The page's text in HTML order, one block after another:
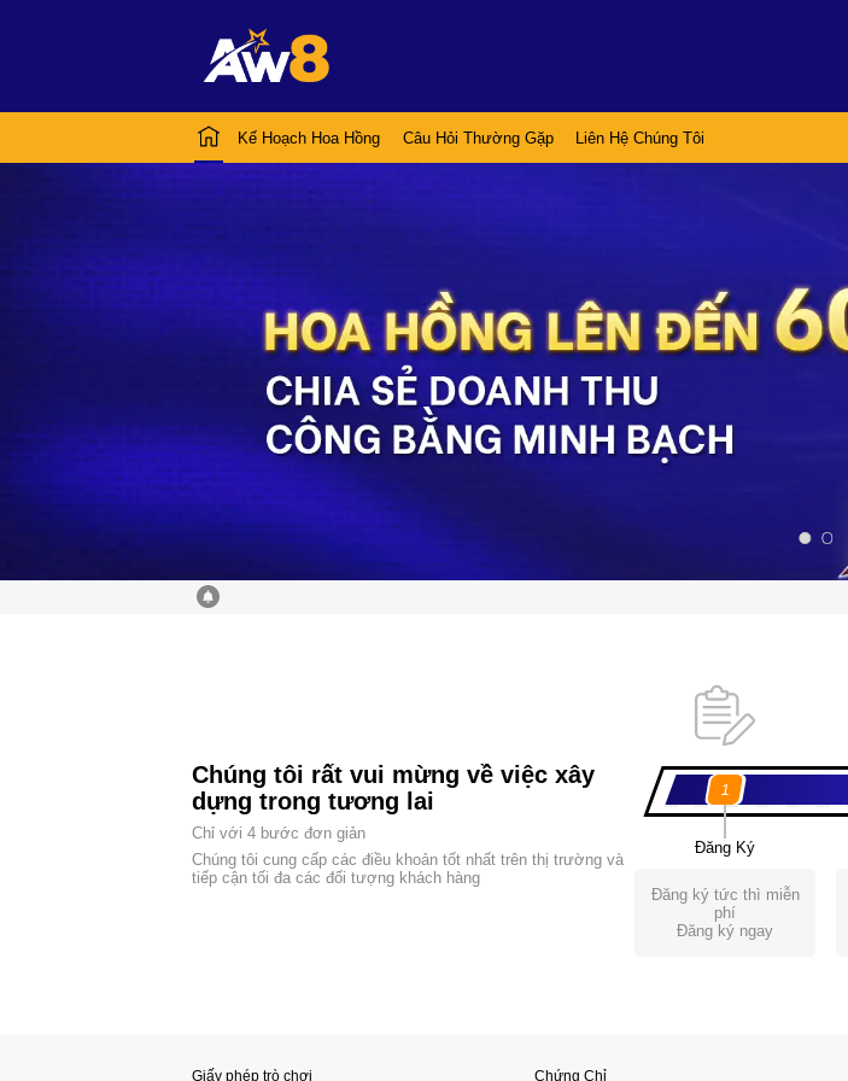
Kế Hoạch Hoa Hồng Câu Hỏi Thường Gặp Liên Hệ Chúng Tôi
Chúng tôi rất vui mừng về việc xây
dựng trong tương lai
Chỉ với 4 bước đơn giản
Chúng tôi cung cấp các điều khoản tốt nhất trên thị trường và
tiếp cận tối đa các đối tượng khách hàng
1
Đăng Ký
Đăng ký tức thì miễn
phí
Đăng ký ngay
Giấy phép trò chơi Chứng Chỉ